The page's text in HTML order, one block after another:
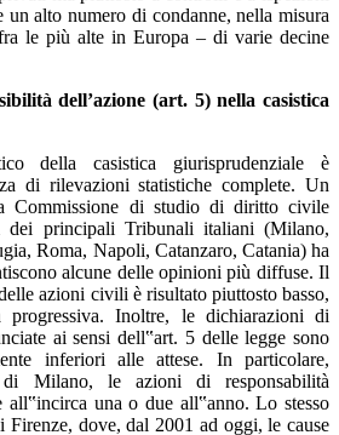
un alto numero di condanne, nella misura
le più alte in Europa – di varie decine
dell’azione (art. 5) nella casistica
della casistica giurisprudenziale è
di rilevazioni statistiche complete. Un
Commissione di studio di diritto civile
principali Tribunali italiani (Milano,
Roma, Napoli, Catanzaro, Catania) ha
alcune delle opinioni più diffuse. Il
azioni civili è risultato piuttosto basso,
progressiva. Inoltre, le dichiarazioni di
ai sensi dell‟art. 5 delle legge sono
inferiori alle attese. In particolare,
Milano, le azioni di responsabilità
all‟incirca una o due all‟anno. Lo stesso
dove, dal 2001 ad oggi, le cause